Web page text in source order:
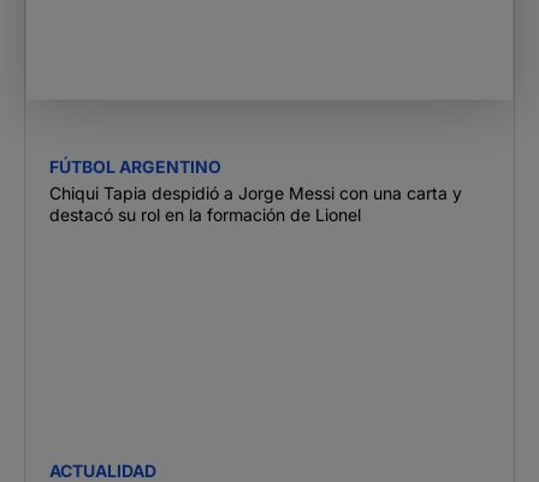
FÚTBOL ARGENTINO
Chiqui Tapia despidió a Jorge Messi con una carta y
destacó su rol en la formación de Lionel
ACTUALIDAD